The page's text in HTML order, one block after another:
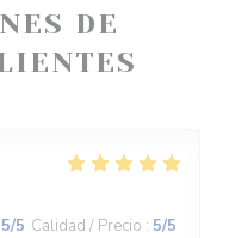
DE
5/5 Calidad / Precio : 5/5